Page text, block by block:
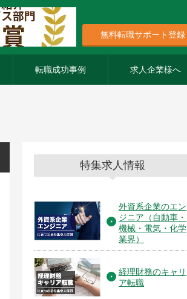
無料転職サポート登録
転職成功事例 求人企業様へ
特集求人情報
外資系企業のエン
ジニア（自動車・
機械・電気・化学
業界）
経理財務のキャリ
ア転職